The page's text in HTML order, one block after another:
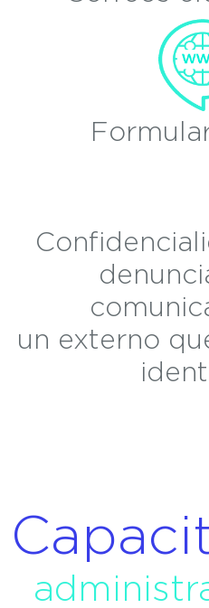
un externo